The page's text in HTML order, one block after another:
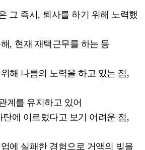
그 즉시, 퇴사를 하기 위해 노력했
, 현재 재택근무를 하는 등
해 나름의 노력을 하고 있는 점,
계를 유지하고 있어
에 이르렀다고 보기 어려운 점,
에 실패한 경험으로 거액의 빚을